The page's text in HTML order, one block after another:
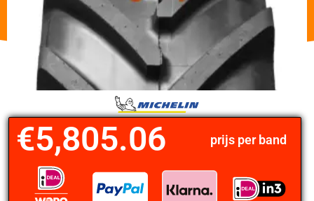
prijs per band
€5,805.06